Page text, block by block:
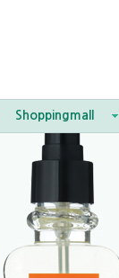
Shoppingmall